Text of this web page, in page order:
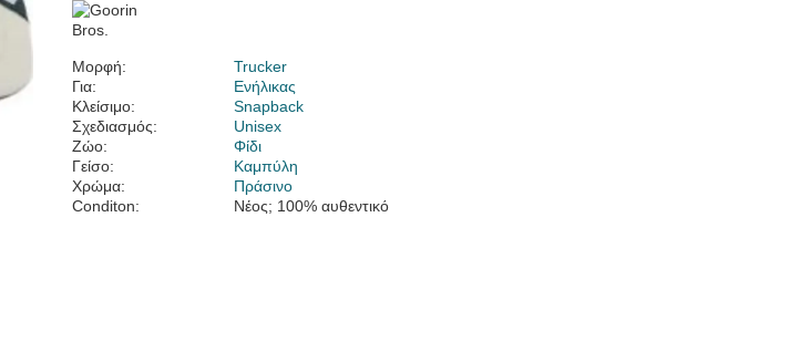
Μορφή:
Trucker
Για:
Ενήλικας
Κλείσιμο:
Snapback
Σχεδιασμός:
Unisex
Ζώο:
Φίδι
Γείσο:
Καμπύλη
Χρώμα:
Πράσινο
Conditon:
Νέος; 100% αυθεντικό